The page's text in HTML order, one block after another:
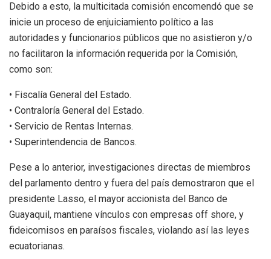
Debido a esto, la multicitada comisión encomendó que se
inicie un proceso de enjuiciamiento político a las
autoridades y funcionarios públicos que no asistieron y/o
no facilitaron la información requerida por la Comisión,
como son:
• Fiscalía General del Estado.
• Contraloría General del Estado.
• Servicio de Rentas Internas.
• Superintendencia de Bancos.
Pese a lo anterior, investigaciones directas de miembros
del parlamento dentro y fuera del país demostraron que el
presidente Lasso, el mayor accionista del Banco de
Guayaquil, mantiene vínculos con empresas off shore, y
fideicomisos en paraísos fiscales, violando así las leyes
ecuatorianas.